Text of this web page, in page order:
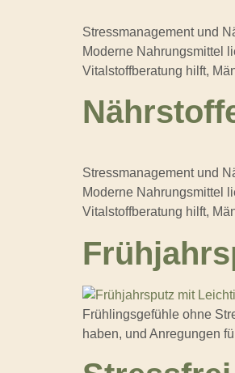
Stressmanagement und
Moderne Nahrungsmittel
Vitalstoffberatung hilft,
Stressmanagement und
Moderne Nahrungsmittel
Vitalstoffberatung hilft,
Frühlingsgefühle ohne
haben, und Anregungen